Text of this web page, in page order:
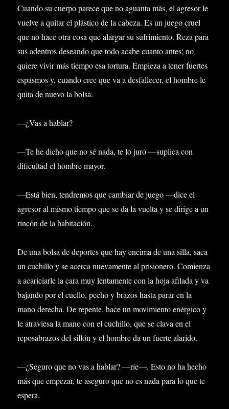
Cuando su cuerpo parece que no aguanta más, el agresor le
vuelve a quitar el plástico de la cabeza. Es un juego cruel
que no hace otra cosa que alargar su sufrimiento. Reza para
sus adentros deseando que todo acabe cuanto antes; no
quiere vivir más tiempo esa tortura. Empieza a tener fuertes
espasmos y, cuando cree que va a desfallecer, el hombre le
quita de nuevo la bolsa.
—¿Vas a hablar?
—Te he dicho que no sé nada, te lo juro —suplica con
dificultad el hombre mayor.
—Está bien, tendremos que cambiar de juego —dice el
agresor al mismo tiempo que se da la vuelta y se dirige a un
rincón de la habitación.
De una bolsa de deportes que hay encima de una silla, saca
un cuchillo y se acerca nuevamente al prisionero. Comienza
a acariciarle la cara muy lentamente con la hoja afilada y va
bajando por el cuello, pecho y brazos hasta parar en la
mano derecha. De repente, hace un movimiento enérgico y
le atraviesa la mano con el cuchillo, que se clava en el
reposabrazos del sillón y el hombre da un fuerte alarido.
—¿Seguro que no vas a hablar? —ríe—. Esto no ha hecho
más que empezar, te aseguro que no es nada para lo que te
espera.